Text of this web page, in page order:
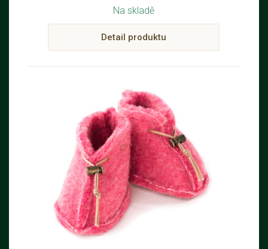
Na skladě
Detail produktu